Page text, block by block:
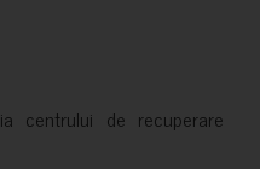
centrului de recuperare